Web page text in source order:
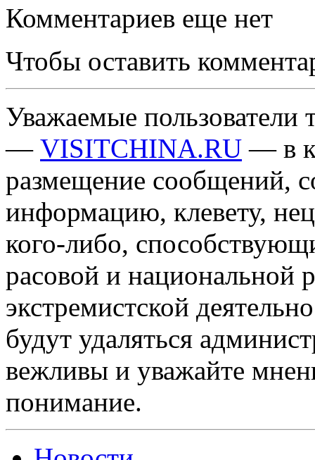
Комментариев еще нет
Чтобы оставить
Уважаемые пользователи
— VISITCHINA.RU — в
размещение сообщений,
информацию, клевету,
кого-либо,
расовой и национальной
экстремистской
будут удаляться
вежливы и уважайте
понимание.